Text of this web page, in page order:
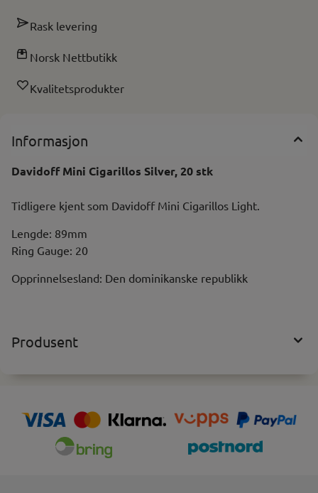
Rask levering
Norsk Nettbutikk
Kvalitetsprodukter
Informasjon
Davidoff Mini Cigarillos Silver, 20 stk
Tidligere kjent som Davidoff Mini Cigarillos Light.
Lengde: 89mm
Ring Gauge: 20
Opprinnelsesland: Den dominikanske republikk
Produsent